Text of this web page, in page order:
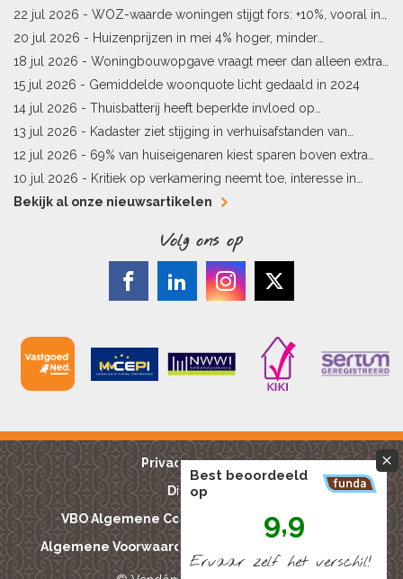
sneller meer waard
22 jul 2026 - WOZ-waarde woningen stijgt fors: +10%, vooral in
Limburg en Pekela
20 jul 2026 - Huizenprijzen in mei 4% hoger, minder
woningverkopen
18 jul 2026 - Woningbouwopgave vraagt meer dan alleen extra
vergunningen
15 jul 2026 - Gemiddelde woonquote licht gedaald in 2024
14 jul 2026 - Thuisbatterij heeft beperkte invloed op
energielabel
13 jul 2026 - Kadaster ziet stijging in verhuisafstanden van
kopers
12 jul 2026 - 69% van huiseigenaren kiest sparen boven extra
hypotheekaflossing
10 jul 2026 - Kritiek op verkamering neemt toe, interesse in
alternatieven stijgt
Bekijk al onze nieuwsartikelen
Volg ons op
Privacy reglement
Disclaimer
VBO Algemene Consumentenvoorwaarden
Algemene Voorwaarden Bouwkundige keuringen
Best beoordeeld
op
9,9
Ervaar zelf het verschíl!